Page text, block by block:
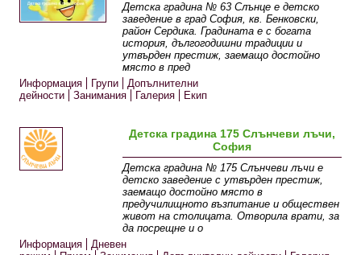
Детска градина № 63 Слънце е детско
заведение в град София, кв. Бенковски,
район Сердика. Градината е с богата
история, дългогодишни традиции и
утвърден престиж, заемащо достойно
място в пред
Информация
Групи
Допълнителни
дейности
Занимания Галерия Екип
Детска градина 175 Слънчеви лъчи,
София
Детска градина № 175 Слънчеви лъчи e
детско заведение с утвърден престиж,
заемащо достойно място в
предучилищното възпитание и обществен
живот на столицата. Отворила врати, за
да посрещне и о
Информация
Дневен